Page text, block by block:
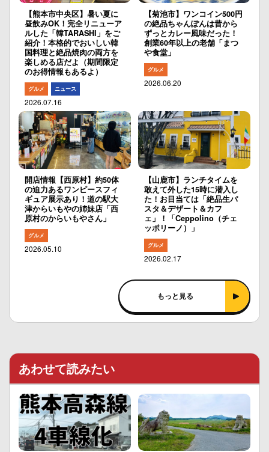
【熊本市中央区】暑い夏に
昼飲みOK！完全リニューア
ルした「韓TARASHI」をご
紹介！本格的でおいしい韓
国料理と絶品焼肉の両方を
楽しめる店だよ（期間限定
のお得情報もあるよ）
グルメ ニュース
2026.07.16
【菊池市】ワンコイン500円
の絶品ちゃんぽんは昔から
ずっとカレー風味だった！
創業60年以上の老舗「まつ
や食堂」
グルメ
2026.06.20
開店情報【西原村】約50体
の迫力あるワンピースフィ
ギュア展示あり！道の駅大
津からいもやの姉妹店「西
原村のからいもやさん」
グルメ
2026.05.10
【山鹿市】ランチタイムを
敢えて外した15時に潜入し
た！お目当ては「絶品生パ
スタ＆デザート＆カフ
ェ」！「Ceppolino（チェ
ッポリーノ）」
グルメ
2026.02.17
もっと見る
あわせて読みたい